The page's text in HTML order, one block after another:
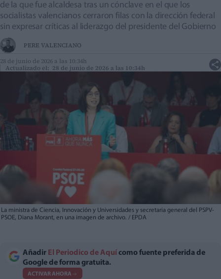
de la que fue alcaldesa tras un cónclave en el que los
socialistas valencianos cerraron filas con la dirección federal
sin expresar críticas al liderazgo del presidente del Gobierno
PERE VALENCIANO
28 de junio de 2026 a las 10:34h
Actualizado el: 28 de junio de 2026 a las 10:34h
La ministra de Ciencia, Innovación y Universidades y secretaria general del PSPV-
PSOE, Diana Morant, en una imagen de archivo. / EPDA
Añadir El Periodico de Aquí como fuente preferida de
Google de forma gratuita.
ACTIVAR AHORA